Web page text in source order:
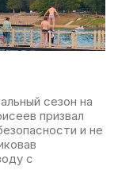
сезон на
призвал
и не
с